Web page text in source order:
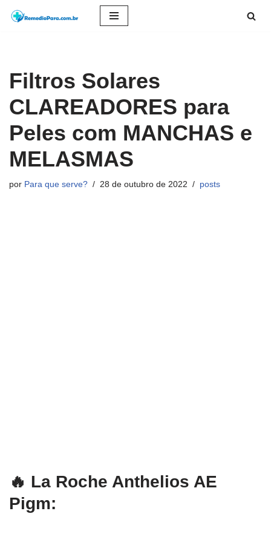
conteúdo
Filtros Solares
CLAREADORES para
Peles com MANCHAS e
MELASMAS
por Para que serve? 28 de outubro de 2022 posts
🔥 La Roche Anthelios AE
Pigm: